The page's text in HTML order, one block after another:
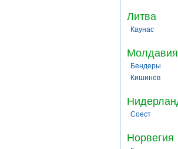
Литва
Каунас
Молдавия
Бендеры
Кишинев
Соест
Норвегия